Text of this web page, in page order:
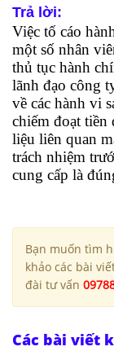
Trả lời:
Việc tố cáo
một số nhân
thủ tục hành
lãnh đạo công
về các hành vi
chiếm đoạt tiền
liệu liên quan
trách nhiệm
cung cấp là
Bạn muốn tìm
khảo các bài
đài tư vấn
Các bài viết